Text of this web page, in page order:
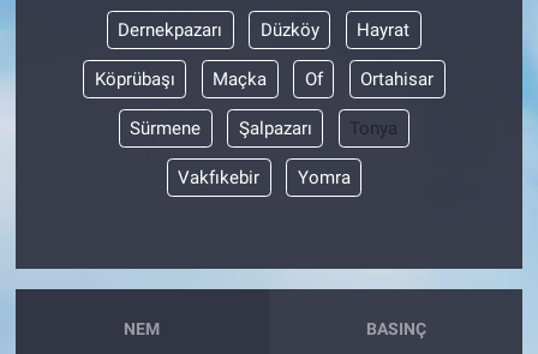
Dernekpazarı Düzköy Hayrat
Köprübaşı Maçka Of Ortahisar
Sürmene Şalpazarı Tonya
Vakfıkebir Yomra
NEM BASINÇ